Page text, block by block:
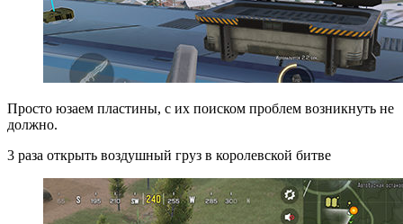
Просто юзаем пластины, с их поиском проблем возникнуть не
должно.
3 раза открыть воздушный груз в королевской битве